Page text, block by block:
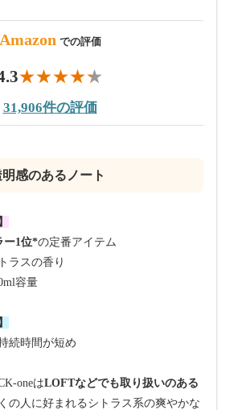
Amazon での評価
31,906件の評価
感のあるノート
ー1位*の定番アイテム
ラスの香り
容量
続時間が短め
oneはLOFTなどでも取り扱いのある
の人に好まれるシトラス系の爽やかな